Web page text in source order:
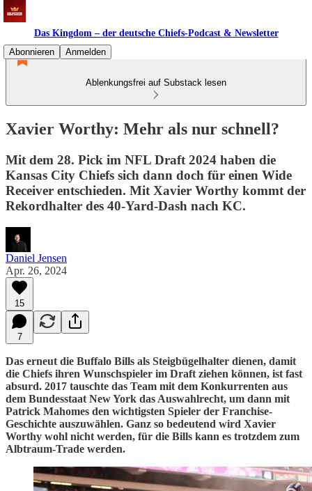
Das Kingdom – der deutsche Chiefs-Podcast & Newsletter
Abonnieren
Anmelden
Ablenkungsfrei auf Substack lesen
Xavier Worthy: Mehr als nur schnell?
Mit dem 28. Pick im NFL Draft 2024 haben die
Kansas City Chiefs sich dann doch für einen Wide
Receiver entschieden. Mit Xavier Worthy kommt der
Rekordhalter des 40-Yard-Dash nach KC.
Daniel Jensen
Apr. 26, 2024
15
7
Das erneut die Buffalo Bills als Steigbügelhalter dienen, damit
die Chiefs ihren Wunschspieler im Draft ziehen können, ist fast
absurd. 2017 tauschte das Team mit dem Konkurrenten aus
dem Bundesstaat New York das Auswahlrecht, um dann mit
Patrick Mahomes den wichtigsten Spieler der Franchise-
Geschichte auszuwählen. Ganz so bedeutend wird Xavier
Worthy wohl nicht werden, für die Bills kann es trotzdem zum
Albtraum-Trade werden.